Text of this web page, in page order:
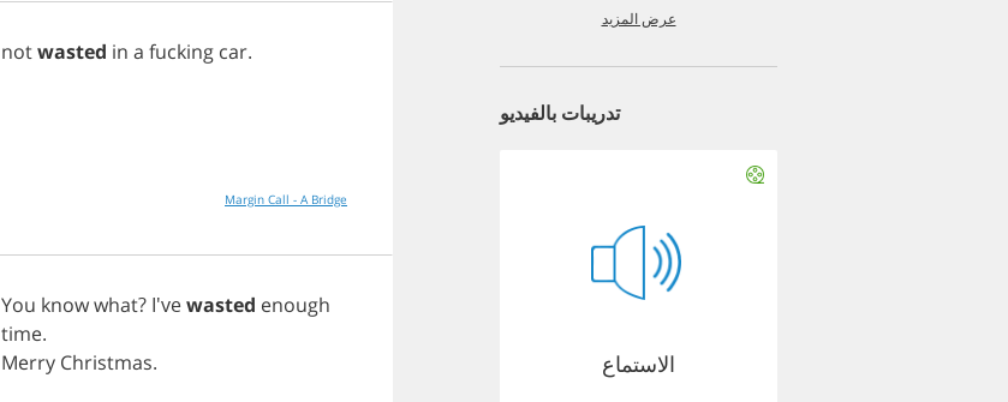
notwasted in a fucking car.
Margin Call - A Bridge
You knowwhat? I'vewasted enough
time.
Merry Christmas.
عرض المزيد
تدريبات بالفيديو
الاستماع